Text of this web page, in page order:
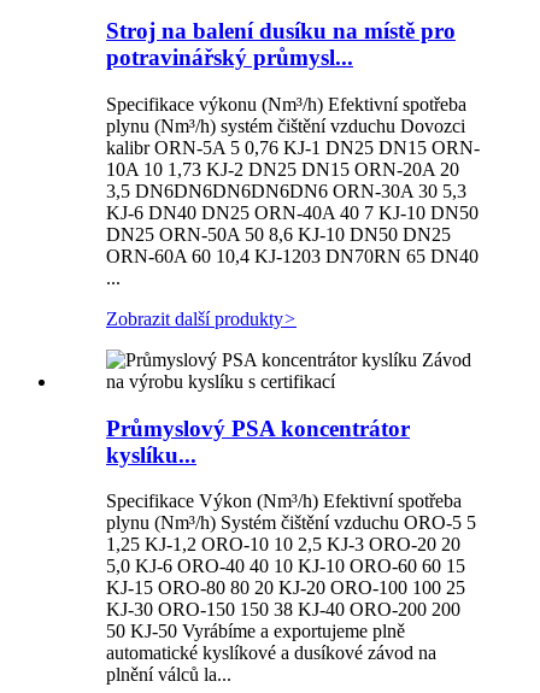
Stroj na balení dusíku na místě pro
potravinářský průmysl...
Specifikace výkonu (Nm³/h) Efektivní spotřeba
plynu (Nm³/h) systém čištění vzduchu Dovozci
kalibr ORN-5A 5 0,76 KJ-1 DN25 DN15 ORN-
10A 10 1,73 KJ-2 DN25 DN15 ORN-20A 20
3,5 DN6DN6DN6DN6DN6 ORN-30A 30 5,3
KJ-6 DN40 DN25 ORN-40A 40 7 KJ-10 DN50
DN25 ORN-50A 50 8,6 KJ-10 DN50 DN25
ORN-60A 60 10,4 KJ-1203 DN70RN 65 DN40
...
Zobrazit další produkty>
Průmyslový PSA koncentrátor
kyslíku...
Specifikace Výkon (Nm³/h) Efektivní spotřeba
plynu (Nm³/h) Systém čištění vzduchu ORO-5 5
1,25 KJ-1,2 ORO-10 10 2,5 KJ-3 ORO-20 20
5,0 KJ-6 ORO-40 40 10 KJ-10 ORO-60 60 15
KJ-15 ORO-80 80 20 KJ-20 ORO-100 100 25
KJ-30 ORO-150 150 38 KJ-40 ORO-200 200
50 KJ-50 Vyrábíme a exportujeme plně
automatické kyslíkové a dusíkové závod na
plnění válců la...